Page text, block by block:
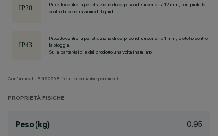
Protetto contro la penetrazione di corpi solidi superiori a 12 mm, non protetto
contro la penetrazione di liquidi.
Protetto contro la penetrazione di corpi solidi superiori a 1 mm, protetto contro
la pioggia.
Sulla parte visibile del prodotto una volta installato
Conforme alla EN60598-1 e alle normative pertinenti.
PROPRIETÀ FISICHE
Peso (kg) 0.95